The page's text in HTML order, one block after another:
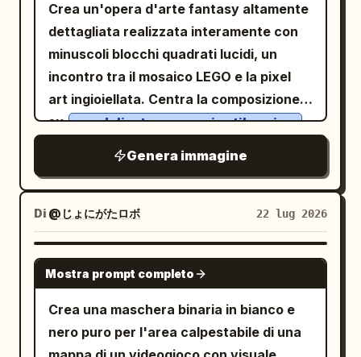
Crea un'opera d'arte fantasy altamente
dettagliata realizzata interamente con
minuscoli blocchi quadrati lucidi, un
incontro tra il mosaico LEGO e la pixel
art ingioiellata. Centra la composizione
su una delicata ragazza in stile anime
in vetrata o di una cornice di finestra da
cattedrale. Ha
lunghi capelli grigio argento
, pelle
pallida, un ornamento floreale tra i
capelli e indossa un elaborato abito da
ballo
blu reale e bianco
strati costruite a blocchi, finiture dorate
e un corpetto scuro. La sua posa è
aggraziata, leggermente di profilo, con
Genera immagine
Di @じょにがたロボ 22 lug 2026
GPT IMAGE 2
Mostra prompt completo
Crea una maschera binaria in bianco e
nero puro per l'area calpestabile di una